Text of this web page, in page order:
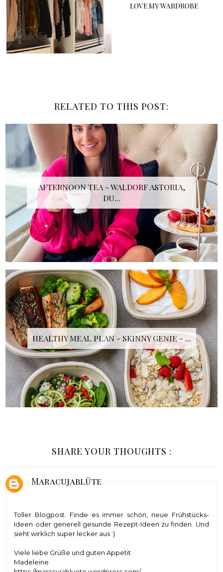
LOVE MY WARDROBE
RELATED TO THIS POST:
AFTERNOON TEA - WALDORF ASTORIA,
DU...
HEALTHY MEAL PLAN - SKINNY GENIE - ...
SHARE YOUR THOUGHTS :
Maracujablüte
Toller Blogpost. Finde es immer schön, neue Frühstücks-
Ideen oder generell gesunde Rezept-Ideen zu finden. Und
sieht wirklich super lecker aus :)
Viele liebe Grüße und guten Appetit
Madeleine